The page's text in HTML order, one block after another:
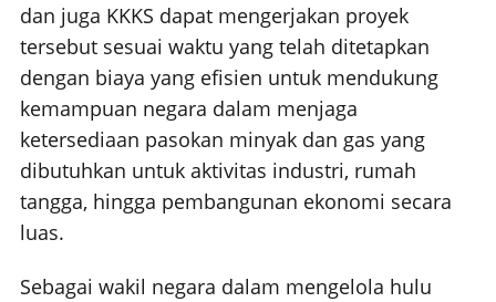
dan juga KKKS dapat mengerjakan proyek
tersebut sesuai waktu yang telah ditetapkan
dengan biaya yang efisien untuk mendukung
kemampuan negara dalam menjaga
ketersediaan pasokan minyak dan gas yang
dibutuhkan untuk aktivitas industri, rumah
tangga, hingga pembangunan ekonomi secara
luas.
Sebagai wakil negara dalam mengelola hulu